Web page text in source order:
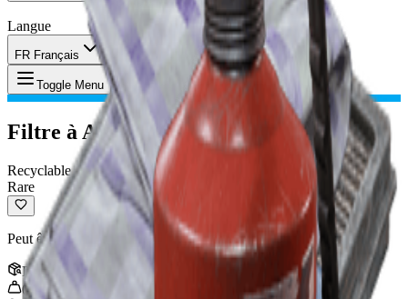
Langue
FR Français
Toggle Menu Objet :Filtre à Air Pollué
Filtre à Air Pollué
Recyclable
Rare
Peut être recyclé en composants de fabrication.
Pile:
0.8 kg